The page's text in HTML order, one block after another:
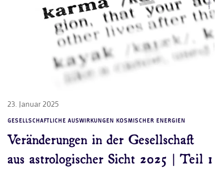
23. Januar 2025
GESELLSCHAFTLICHE AUSWIRKUNGEN KOSMISCHER ENERGIEN
Veränderungen in der Gesellschaft
aus astrologischer Sicht 2025 | Teil 1